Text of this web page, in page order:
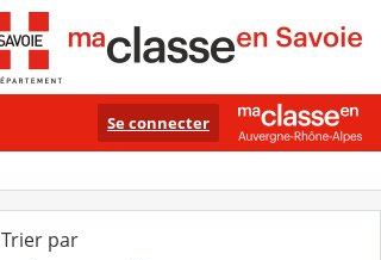
Se connecter
Trier par